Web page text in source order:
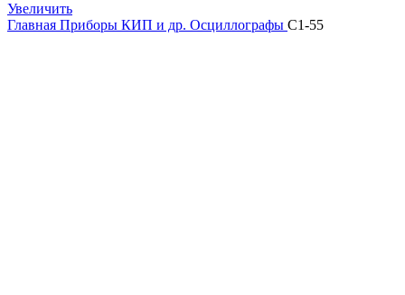
Увеличить
Главная Приборы КИП и др. Осциллографы С1-55